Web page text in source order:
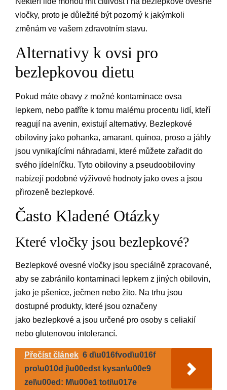
vločky, proto je důležité být pozorný k jakýmkoli
změnám ve vašem zdravotním stavu.
Alternativy k ovsi pro
bezlepkovou dietu
Pokud máte obavy z možné kontaminace ovsa
lepkem, nebo patříte k tomu malému procentu lidí, kteří
reagují na avenin, existují alternativy. Bezlepkové
obiloviny jako pohanka, amarant, quinoa, proso a jáhly
jsou vynikajícími náhradami, které můžete zařadit do
svého jídelníčku. Tyto obiloviny a pseudoobiloviny
nabízejí podobné výživové hodnoty jako oves a jsou
přirozeně bezlepkové.
Často Kladené Otázky
Které vločky jsou bezlepkové?
Bezlepkové ovesné vločky jsou speciálně zpracované,
aby se zabránilo kontaminaci lepkem z jiných obilovin,
jako je pšenice, ječmen nebo žito. Na trhu jsou
dostupné produkty, které jsou označeny
jako bezlepkové a jsou určené pro osoby s celiakií
nebo glutenovou intolerancí.
Přečíst článek 6 d\u016fvod\u016f
pro\u010d j\u00edst kysan\u00e9
zel\u00ed: M\u00e1 toti\u017e